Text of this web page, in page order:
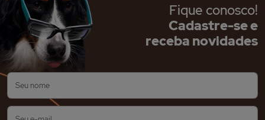
Fique conosco!
Cadastre-se e
receba novidades